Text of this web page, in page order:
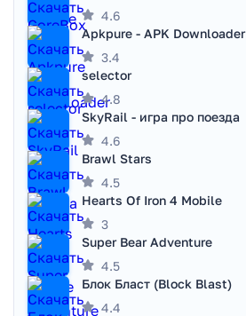
4.6
Apkpure - APK Downloader
3.4
selector
4.8
SkyRail - игра про поезда
4.6
Brawl Stars
4.5
Hearts Of Iron 4 Mobile
3
Super Bear Adventure
4.5
Блок Бласт (Block Blast)
4.4